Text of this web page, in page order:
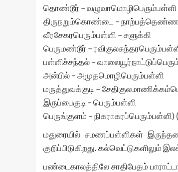
தொண்டூர் – வழுவாமொழிபெரும்பள்ளி
திருநறும்கொண்டை –
வீரசேகரபெரும்பள்ளி – சளுக்கி
பெருமண்டூர் –
பள்ளிச்சந்தல் –
அன்பில் – அமுதமொழிபெரும்பள்ளி
மருத்துவக்குடி –
இருப்பைகுடி – பெரும்பள்ளி
பெருங்குளம் –
மதுரையில் சமணப்பள்ளிகள்
குறிப்பிடுகிறது.
பண்டைகாலத்திலே சாதிபேதம்